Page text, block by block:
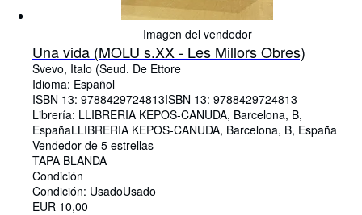
Imagen del vendedor
Una vida (MOLU s.XX - Les Millors Obres)
Svevo, Italo (Seud. De Ettore
Idioma: Español
ISBN 13: 9788429724813ISBN 13: 9788429724813
Librería: LLIBRERIA KEPOS-CANUDA, Barcelona, B,
EspañaLLIBRERIA KEPOS-CANUDA, Barcelona, B, España
Vendedor de 5 estrellas
TAPA BLANDA
Condición
Condición: UsadoUsado
EUR 10,00